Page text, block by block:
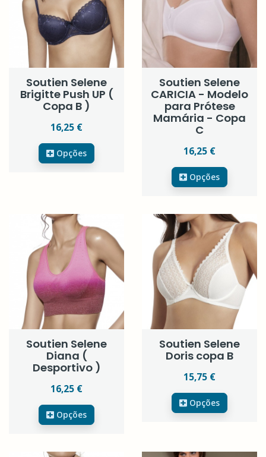
Soutien Selene
Brigitte Push UP (
Copa B )
16,25 €
Opções
Soutien Selene
CARICIA - Modelo
para Prótese
Mamária - Copa
C
16,25 €
Opções
Soutien Selene
Diana (
Desportivo )
16,25 €
Opções
Soutien Selene
Doris copa B
15,75 €
Opções